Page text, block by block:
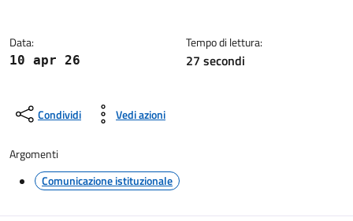
Data:
10 apr 26
Tempo di lettura:
27 secondi
Condividi Vedi azioni
Argomenti
Comunicazione istituzionale